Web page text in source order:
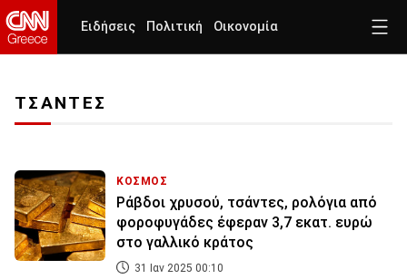
Ειδήσεις Πολιτική Οικονομία
ΤΣΑΝΤΕΣ
ΚΟΣΜΟΣ
Ράβδοι χρυσού, τσάντες, ρολόγια από
φοροφυγάδες έφεραν 3,7 εκατ. ευρώ
στο γαλλικό κράτος
31 Ιαν 2025 00:10